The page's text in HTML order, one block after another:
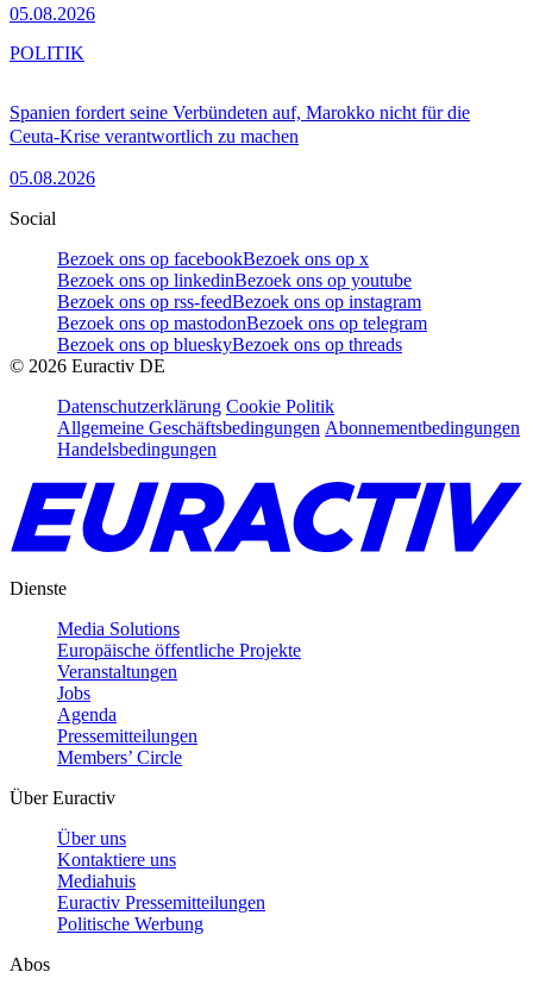
05.08.2026
Spanien fordert seine Verbündeten auf, Marokko nicht für die
Ceuta-Krise verantwortlich zu machen
05.08.2026
POLITIK
Social
Bezoek ons op facebookBezoek ons op x
Bezoek ons op linkedinBezoek ons op youtube
Bezoek ons op rss-feedBezoek ons op instagram
Bezoek ons op mastodonBezoek ons op telegram
Bezoek ons op blueskyBezoek ons op threads
© 2026 Euractiv DE
Datenschutzerklärung Cookie Politik
Allgemeine Geschäftsbedingungen Abonnementbedingungen
Handelsbedingungen
Dienste
Media Solutions
Europäische öffentliche Projekte
Veranstaltungen
Jobs
Agenda
Pressemitteilungen
Members’ Circle
Über Euractiv
Über uns
Kontaktiere uns
Mediahuis
Euractiv Pressemitteilungen
Politische Werbung
Abos